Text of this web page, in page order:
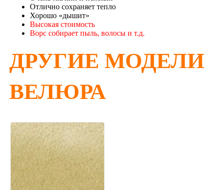
Отлично сохраняет тепло
Хорошо «дышит»
Высокая стоимость
Ворс собирает пыль, волосы и т.д.
ДРУГИЕ МОДЕЛИ
ВЕЛЮРА